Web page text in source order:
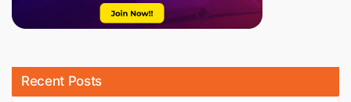
Recent Posts